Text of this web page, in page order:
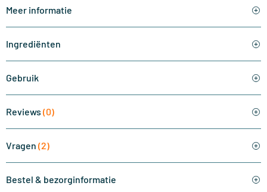
Meer informatie
Ingrediënten
Gebruik
Reviews (0)
Vragen (2)
Bestel & bezorginformatie